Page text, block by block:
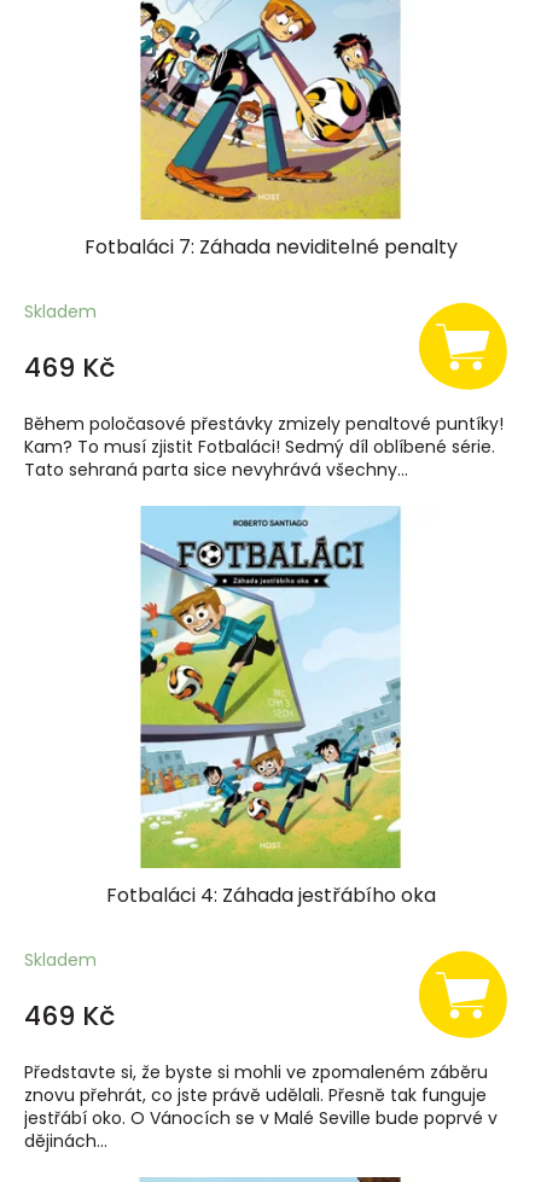
Fotbaláci 7: Záhada neviditelné penalty
Skladem
469 Kč
Během poločasové přestávky zmizely penaltové puntíky!
Kam? To musí zjistit Fotbaláci! Sedmý díl oblíbené série.
Tato sehraná parta sice nevyhrává všechny...
Fotbaláci 4: Záhada jestřábího oka
Skladem
469 Kč
Představte si, že byste si mohli ve zpomaleném záběru
znovu přehrát, co jste právě udělali. Přesně tak funguje
jestřábí oko. O Vánocích se v Malé Seville bude poprvé v
dějinách...